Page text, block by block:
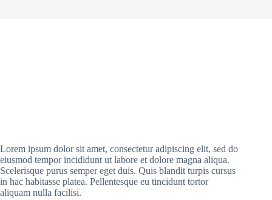
Lorem ipsum dolor sit amet, consectetur adipiscing elit, sed do
eiusmod tempor incididunt ut labore et dolore magna aliqua.
Scelerisque purus semper eget duis. Quis blandit turpis cursus
in hac habitasse platea. Pellentesque eu tincidunt tortor
aliquam nulla facilisi.